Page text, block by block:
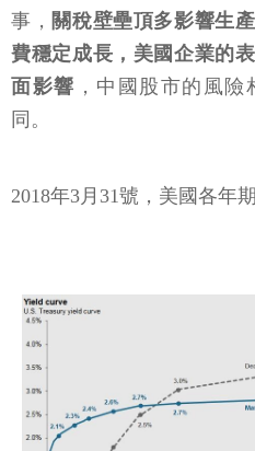
事， 關稅壁壘頂多影響生
費穩定成長，美國企業的
面影響 ，中國股市的風
同。
2018年3月31號，美國各年